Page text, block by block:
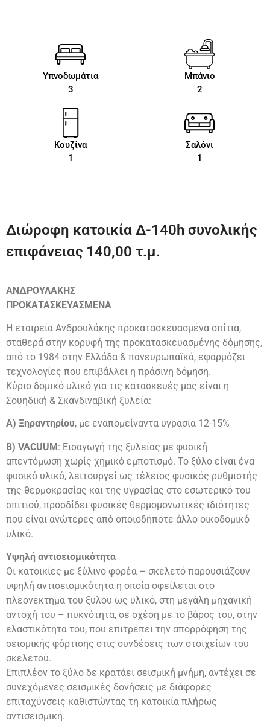
Υπνοδωμάτια
3
Μπάνιο
2
Κουζίνα
1
Σαλόνι
1
Διώροφη κατοικία Δ-140h συνολικής
επιφάνειας 140,00 τ.μ.
ΑΝΔΡΟΥΛΑΚΗΣ
ΠΡΟΚΑΤΑΣΚΕΥΑΣΜΕΝΑ
Η εταιρεία Ανδρουλάκης προκατασκευασμένα σπίτια,
σταθερά στην κορυφή της προκατασκευασμένης δόμησης,
από το 1984 στην Ελλάδα & πανευρωπαϊκά, εφαρμόζει
τεχνολογίες που επιβάλλει η πράσινη δόμηση.
Κύριο δομικό υλικό για τις κατασκευές μας είναι η
Σουηδική & Σκανδιναβική ξυλεία:
Α) Ξηραντηρίου, με εναπομείναντα υγρασία 12-15%
Β) VACUUM: Εισαγωγή της ξυλείας με φυσική
απεντόμωση χωρίς χημικό εμποτισμό. Το ξύλο είναι ένα
φυσικό υλικό, λειτουργεί ως τέλειος φυσικός ρυθμιστής
της θερμοκρασίας και της υγρασίας στο εσωτερικό του
σπιτιού, προσδίδει φυσικές θερμομονωτικές ιδιότητες
που είναι ανώτερες από οποιοδήποτε άλλο οικοδομικό
υλικό.
Υψηλή αντισεισμικότητα
Οι κατοικίες με ξύλινο φορέα – σκελετό παρουσιάζουν
υψηλή αντισεισμικότητα η οποία οφείλεται στο
πλεονέκτημα του ξύλου ως υλικό, στη μεγάλη μηχανική
αντοχή του – πυκνότητα, σε σχέση με το βάρος του, στην
ελαστικότητα του, που επιτρέπει την απορρόφηση της
σεισμικής φόρτισης στις συνδέσεις των στοιχείων του
σκελετού.
Επιπλέον το ξύλο δε κρατάει σεισμική μνήμη, αντέχει σε
συνεχόμενες σεισμικές δονήσεις με διάφορες
επιταχύνσεις καθιστώντας τη κατοικία πλήρως
αντισεισμική.